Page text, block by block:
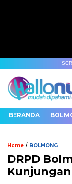
BERANDA
Home / BOLMONG
DRPD
Kunjungan